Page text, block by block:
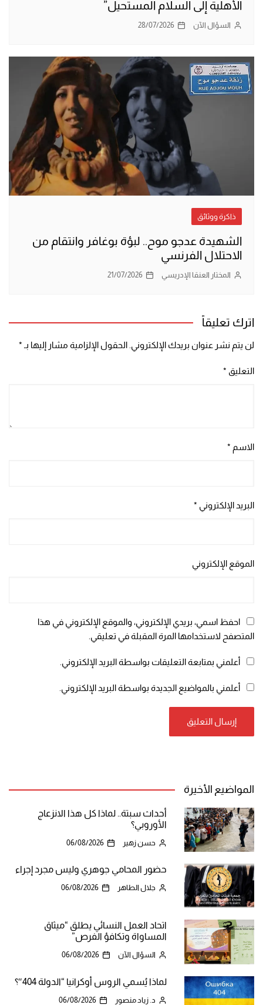
الأهلية إلى السلام المستحيل”
السؤال الآن 28/07/2026
ذاكرة ووثائق
الشهيدة عدجو موح.. لبؤة بوغافر وانتقام من
الاحتلال الفرنسي
المختار العنقا الإدريسي 21/07/2026
اترك تعليقاً
لن يتم نشر عنوان بريدك الإلكتروني. الحقول الإلزامية مشار إليها بـ *
التعليق *
الاسم *
البريد الإلكتروني *
الموقع الإلكتروني
احفظ اسمي، بريدي الإلكتروني، والموقع الإلكتروني في هذا
المتصفح لاستخدامها المرة المقبلة في تعليقي.
أعلمني بمتابعة التعليقات بواسطة البريد الإلكتروني.
أعلمني بالمواضيع الجديدة بواسطة البريد الإلكتروني.
المواضيع الأخيرة
أحداث سبتة.. لماذا كل هذا الانزعاج
الأوروبي؟
حسن زهير 06/08/2026
حضور المحامي جوهري وليس مجرد إجراء
جلال الطاهر 06/08/2026
اتحاد العمل النسائي يطلق “ميثاق
المساواة وتكافؤ الفرص”
السؤال الآن 06/08/2026
لماذا يُسمي الروس أوكرانيا “الدولة 404″؟
د. زياد منصور 06/08/2026